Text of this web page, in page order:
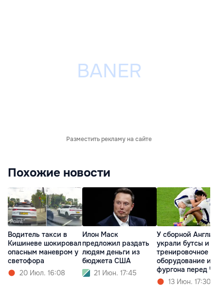
Разместить рекламу на сайте
Похожие новости
Водитель такси в
Кишиневе шокировал
опасным маневром у
светофора
20 Июл. 16:08
Илон Маск
предложил раздать
людям деньги из
бюджета США
21 Июн. 17:45
У сборной Англии
украли бутсы и
тренировочное
оборудование из
фургона перед
13 Июн. 17:30